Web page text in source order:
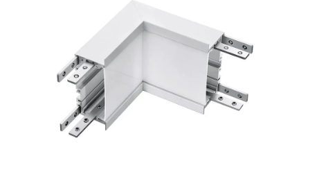
SAMSUNG SVIETIDLÁ
SOLÁRNE SYSTÉMY
SEZÓNNE VÝPREDAJE POĽNOPOTREBY